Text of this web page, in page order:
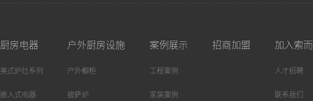
厨房电器
美式炉灶系列
嵌入式电器
户外厨房设施
户外橱柜
披萨炉
案例展示
工程案例
家装案例
招商加盟 加入索而
人才招聘
联系我们